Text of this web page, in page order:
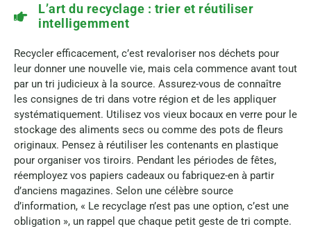
L’art du recyclage : trier et réutiliser
intelligemment
Recycler efficacement, c’est revaloriser nos déchets pour
leur donner une nouvelle vie, mais cela commence avant tout
par un tri judicieux à la source. Assurez-vous de connaître
les consignes de tri dans votre région et de les appliquer
systématiquement. Utilisez vos vieux bocaux en verre pour le
stockage des aliments secs ou comme des pots de fleurs
originaux. Pensez à réutiliser les contenants en plastique
pour organiser vos tiroirs. Pendant les périodes de fêtes,
réemployez vos papiers cadeaux ou fabriquez-en à partir
d’anciens magazines. Selon une célèbre source
d’information, « Le recyclage n’est pas une option, c’est une
obligation », un rappel que chaque petit geste de tri compte.